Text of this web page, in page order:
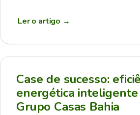
Ler o artigo →
Case de sucesso:
energética
Grupo Casas Bahia